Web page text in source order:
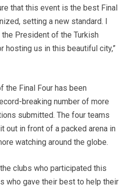
that this event is the best Final
setting a new standard. I
President of the Turkish
hosting us in this beautiful city,”
the Final Four has been
breaking number of more
submitted. The four teams
out in front of a packed arena in
watching around the globe.
clubs who participated this
who gave their best to help their